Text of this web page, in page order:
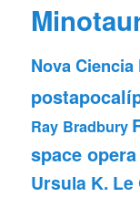
Nova
Ray Bradbury
space opera
Ursula K. Le